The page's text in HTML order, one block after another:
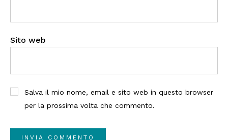
Sito web
Salva il mio nome, email e sito web in questo browser
per la prossima volta che commento.